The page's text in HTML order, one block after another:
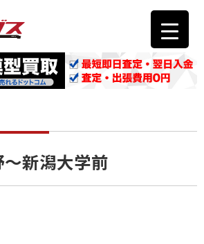
新潟大学前